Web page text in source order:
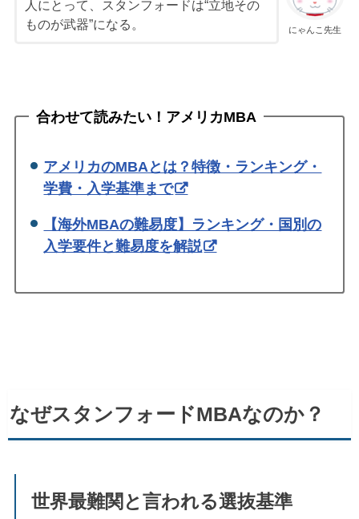
にゃんこ先生
人にとって、スタンフォードは“立地その
ものが武器”になる。
合わせて読みたい！アメリカMBA
アメリカのMBAとは？特徴・ランキング・
学費・入学基準まで
【海外MBAの難易度】ランキング・国別の
入学要件と難易度を解説
なぜスタンフォードMBAなのか？
世界最難関と言われる選抜基準